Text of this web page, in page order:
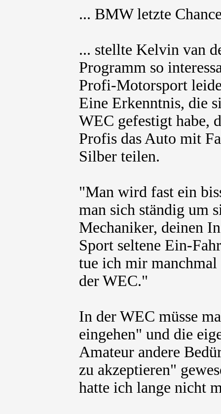
... BMW letzte
... stellte Kelvin van
Programm so
Profi-Motorsport
Eine Erkenntnis, die
WEC gefestigt habe,
Profis das Auto mit
Silber teilen.
"Man wird fast ein
man sich ständig um
Mechaniker, deinen
Sport seltene Ein-
tue ich mir
der WEC."
In der WEC müsse
eingehen" und die
Amateur andere
zu akzeptieren"
hatte ich lange nicht